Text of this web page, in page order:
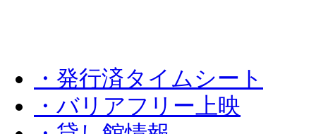
・発行済タイムシート
・バリアフリー上映